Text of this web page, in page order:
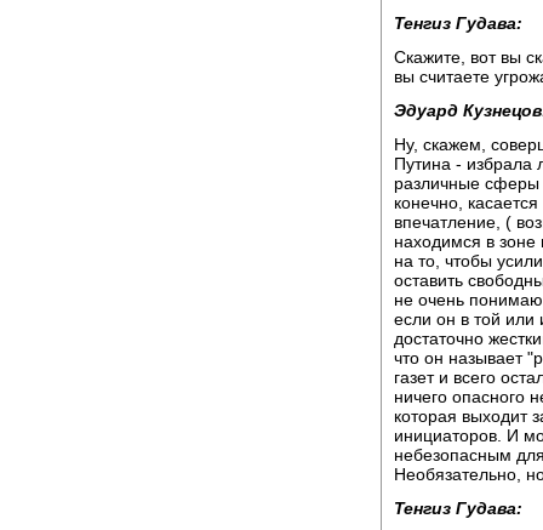
Тенгиз Гудава:
Скажите, вот вы
вы считаете
Эдуард
Ну, скажем,
Путина - избрала
различные сферы
конечно,
впечатление, (
находимся в зоне
на то, чтобы
оставить
не очень
если он в той или
достаточно
что он называет
газет и всего
ничего опасного
которая выходит
инициаторов. И
небезопасным
Необязательно,
Тенгиз Гудава: